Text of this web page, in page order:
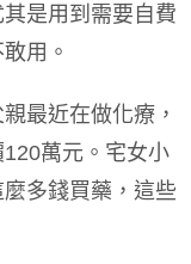
是用到需要自費
用。
最近在做化療，
萬元。宅女小
多錢買藥，這些